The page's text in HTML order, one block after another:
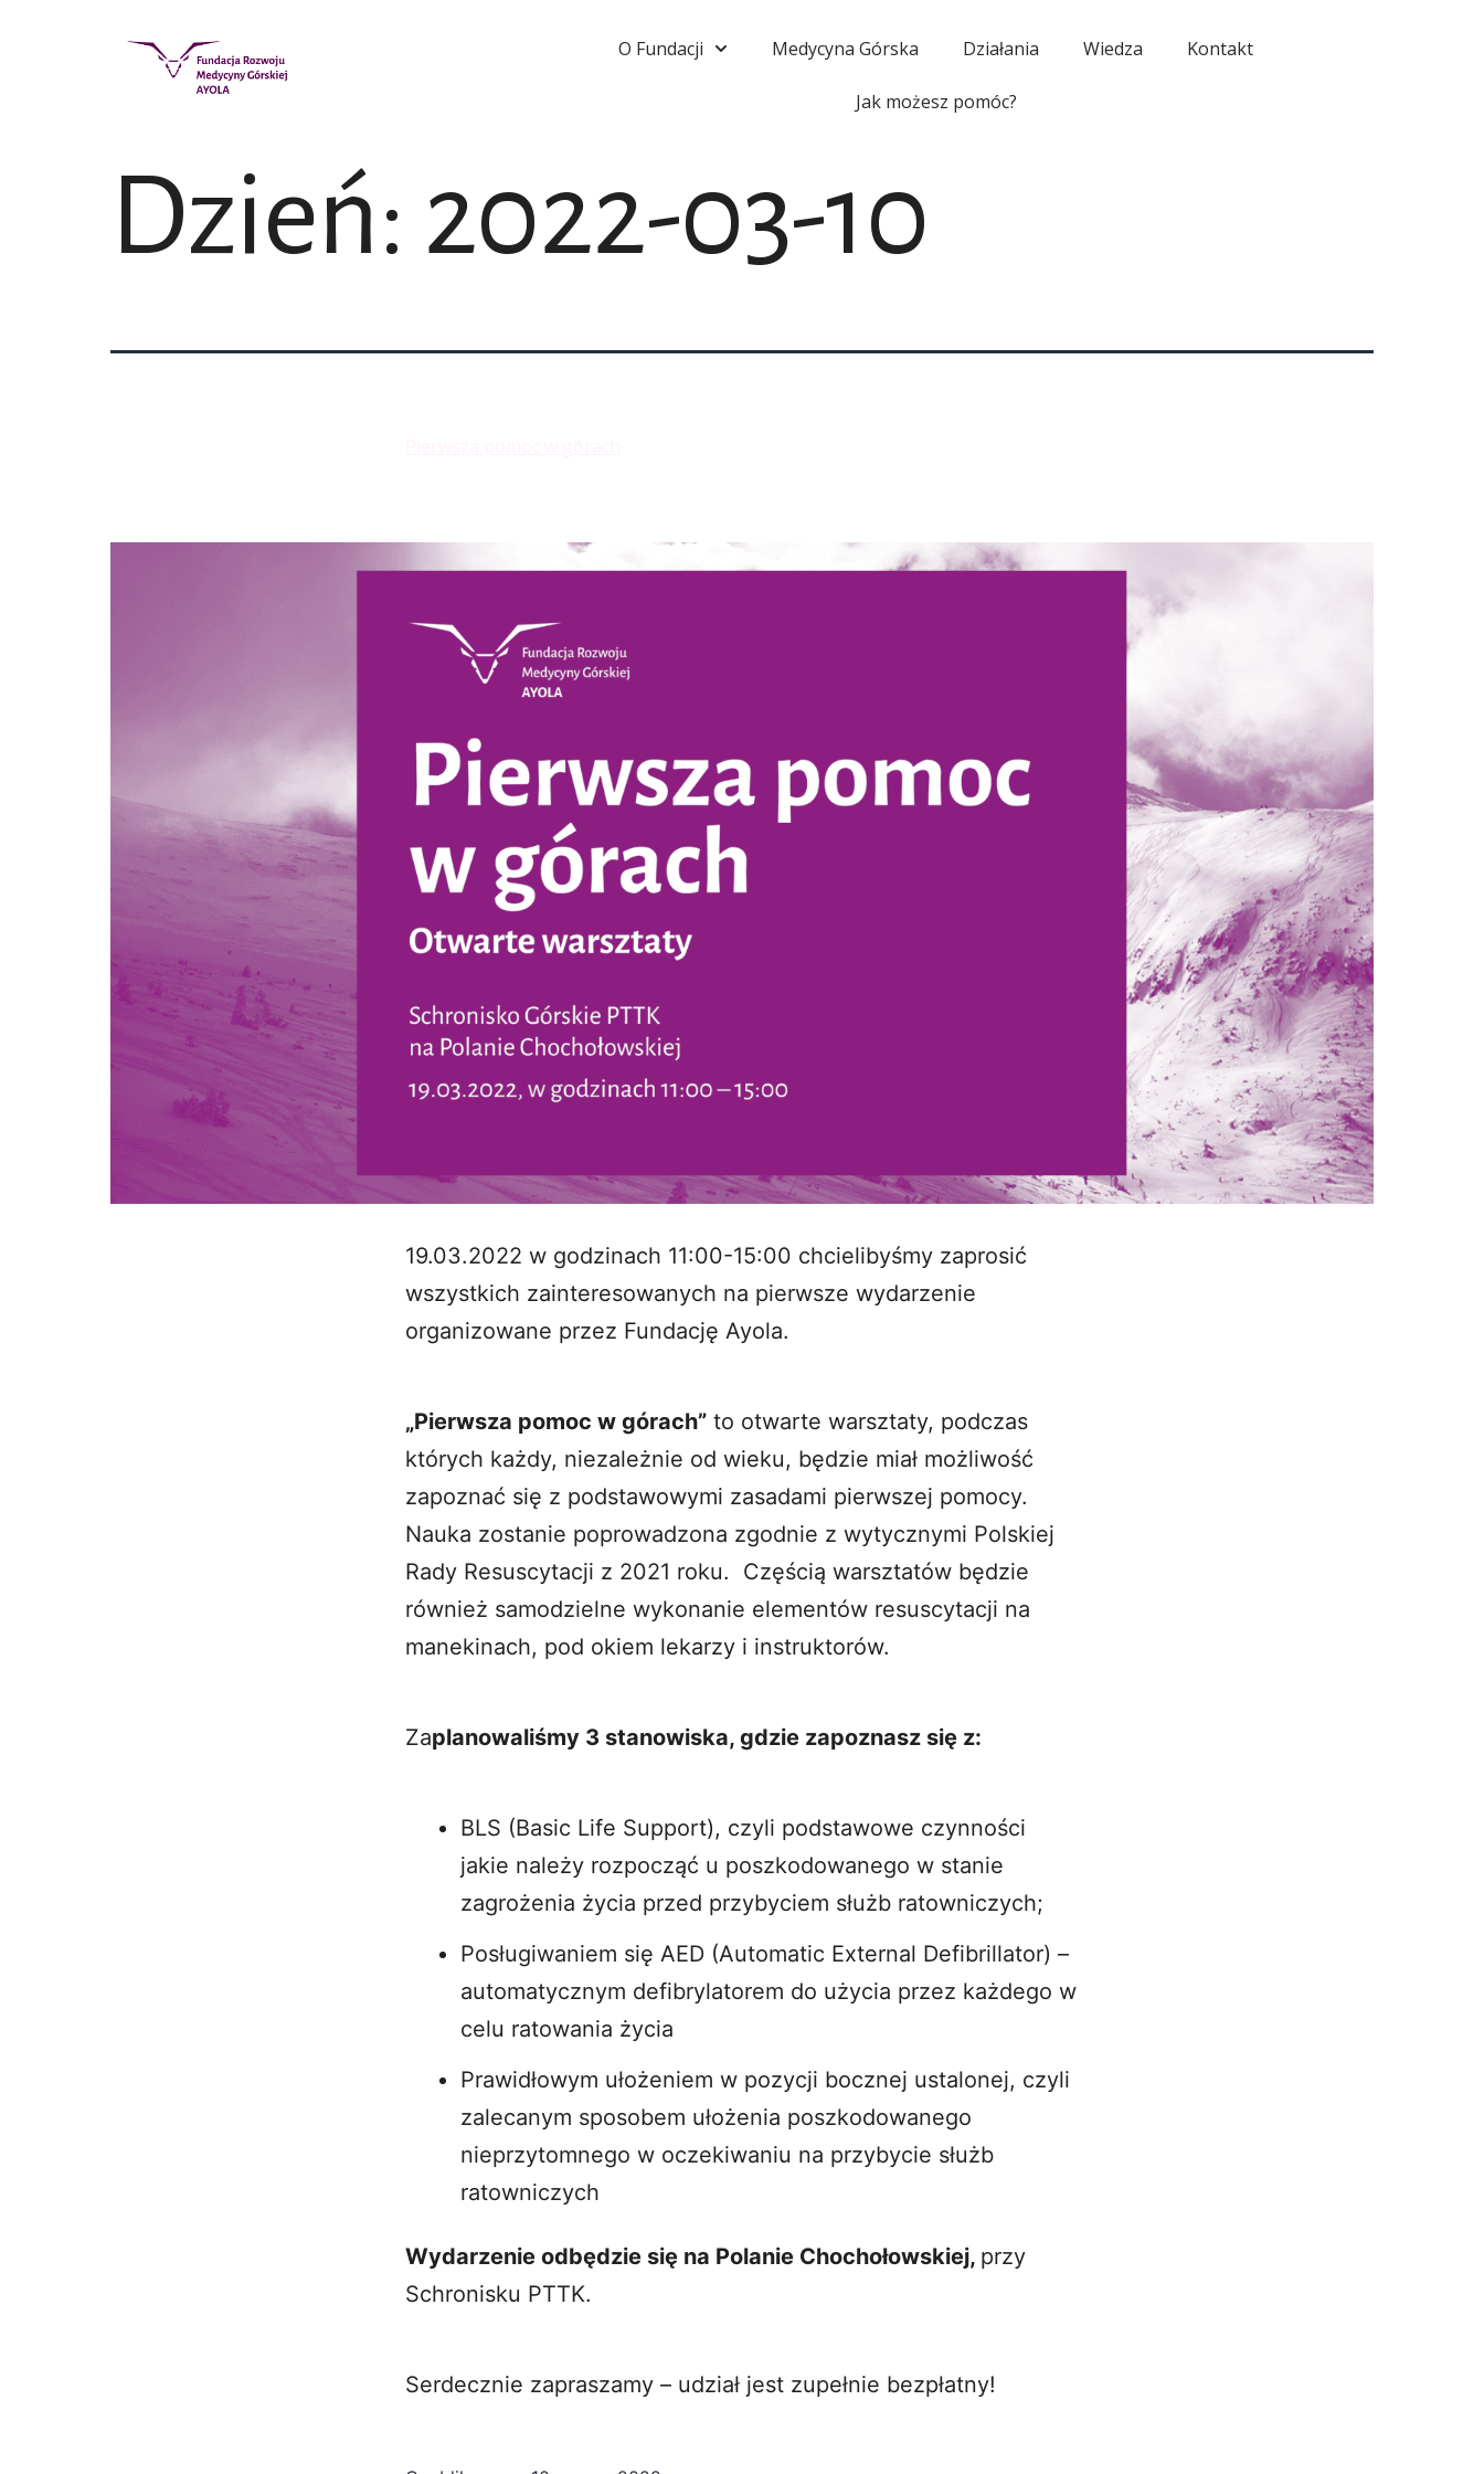
O Fundacji Medycyna Górska Działania Wiedza Kontakt
Jak możesz pomóc?
Dzień: 2022-03-10
19.03.2022 w godzinach 11:00-15:00 chcielibyśmy zaprosić
wszystkich zainteresowanych na pierwsze wydarzenie
organizowane przez Fundację Ayola.
„Pierwsza pomoc w górach” to otwarte warsztaty, podczas
których każdy, niezależnie od wieku, będzie miał możliwość
zapoznać się z podstawowymi zasadami pierwszej pomocy.
Nauka zostanie poprowadzona zgodnie z wytycznymi Polskiej
Rady Resuscytacji z 2021 roku. Częścią warsztatów będzie
również samodzielne wykonanie elementów resuscytacji na
manekinach, pod okiem lekarzy i instruktorów.
Zaplanowaliśmy 3 stanowiska, gdzie zapoznasz się z:
BLS (Basic Life Support), czyli podstawowe czynności
jakie należy rozpocząć u poszkodowanego w stanie
zagrożenia życia przed przybyciem służb ratowniczych;
Posługiwaniem się AED (Automatic External Defibrillator) –
automatycznym defibrylatorem do użycia przez każdego w
celu ratowania życia
Prawidłowym ułożeniem w pozycji bocznej ustalonej, czyli
zalecanym sposobem ułożenia poszkodowanego
nieprzytomnego w oczekiwaniu na przybycie służb
ratowniczych
Wydarzenie odbędzie się na Polanie Chochołowskiej, przy
Schronisku PTTK.
Serdecznie zapraszamy – udział jest zupełnie bezpłatny!